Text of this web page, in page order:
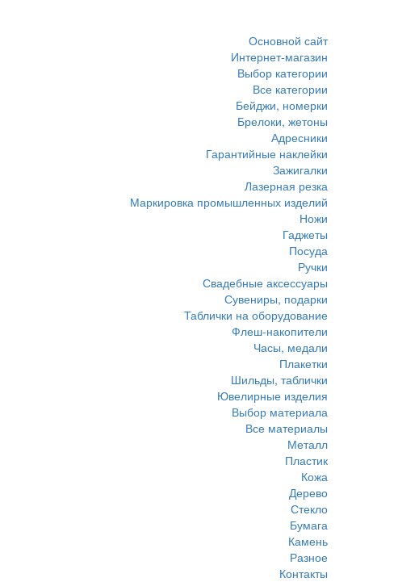
Основной сайт
Интернет-магазин
Выбор категории
Все категории
Бейджи, номерки
Брелоки, жетоны
Адресники
Гарантийные наклейки
Зажигалки
Лазерная резка
Маркировка промышленных изделий
Ножи
Гаджеты
Посуда
Ручки
Свадебные аксессуары
Сувениры, подарки
Таблички на оборудование
Флеш-накопители
Часы, медали
Плакетки
Шильды, таблички
Ювелирные изделия
Выбор материала
Все материалы
Металл
Пластик
Кожа
Дерево
Стекло
Бумага
Камень
Разное
Контакты